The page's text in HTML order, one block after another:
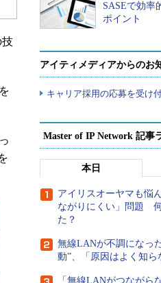
技
SASEで効率
ポイント
アイティメディアからのお
キャリア採用の応募を受け
Master of IP Network 記事
本日
アイリスオーヤマも悩
ながりにくい」問題
た？
無線LANが不調になっ
動”、「原因はよく知
「無線LANがつながら